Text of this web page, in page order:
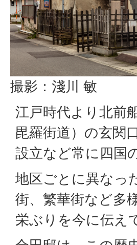
撮影：淺川 敏
江戸時代より北前
毘羅街道）の玄関
設立など常に四国
地区ごとに異なっ
街、繁華街など多
栄ぶりを今に伝え